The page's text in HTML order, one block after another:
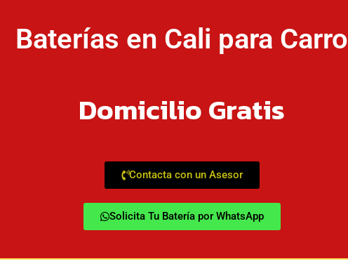
Baterías en Cali para Carro
Domicilio Gratis
Contacta con un Asesor
Solicita Tu Batería por WhatsApp